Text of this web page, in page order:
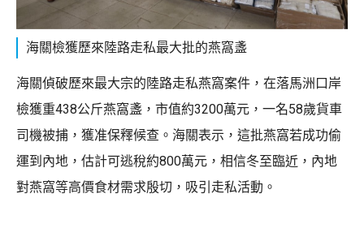
海關檢獲歷來陸路走私最大批的燕窩盞
海關偵破歷來最大宗的陸路走私燕窩案件，在落馬洲口岸
檢獲重438公斤燕窩盞，市值約3200萬元，一名58歲貨車
司機被捕，獲准保釋候查。海關表示，這批燕窩若成功偷
運到內地，估計可逃稅約800萬元，相信冬至臨近，內地
對燕窩等高價食材需求殷切，吸引走私活動。